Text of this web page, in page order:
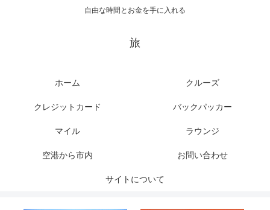
自由な時間とお金を手に入れる
旅
ホーム クルーズ
クレジットカード バックパッカー
マイル ラウンジ
空港から市内 お問い合わせ
サイトについて